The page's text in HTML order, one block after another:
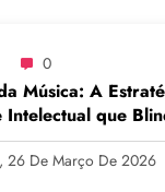
0
Música: A
que
26 De Março De 2026